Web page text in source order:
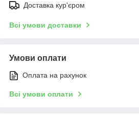
Доставка кур'єром
Всі умови доставки
Умови оплати
Оплата на рахунок
Всі умови оплати